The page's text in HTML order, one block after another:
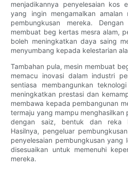
menjadikannya penyelesaian kos
yang ingin mengamalkan amalan
pembungkusan mereka.
membuat beg kertas mesra alam,
boleh meningkatkan daya saing
menyumbang kepada kelestarian
Tambahan pula, mesin membuat
memacu inovasi dalam industri
sentiasa membangunkan
meningkatkan prestasi dan
membawa kepada pembangunan
termaju yang mampu menghasilkan
dengan saiz, bentuk dan reka
Hasilnya, pengeluar
penyelesaian pembungkusan yang
disesuaikan untuk memenuhi
mereka.